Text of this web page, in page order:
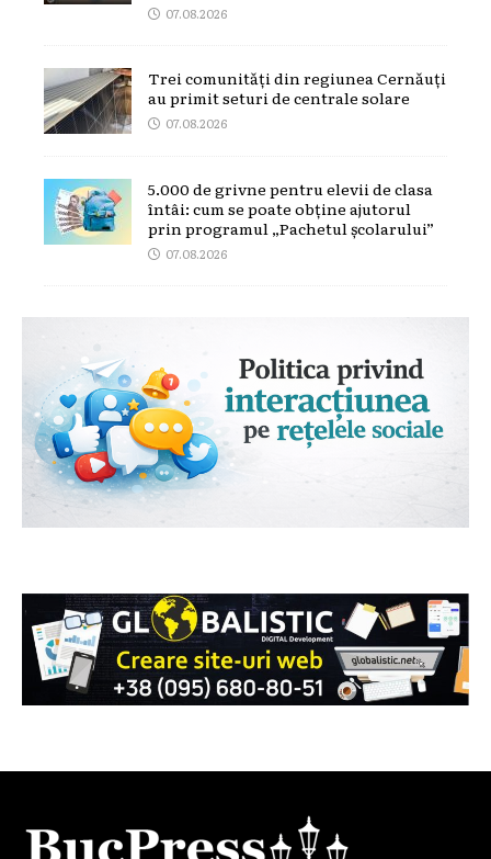
07.08.2026
Trei comunități din regiunea Cernăuți
au primit seturi de centrale solare
07.08.2026
5.000 de grivne pentru elevii de clasa
întâi: cum se poate obține ajutorul
prin programul „Pachetul școlarului”
07.08.2026